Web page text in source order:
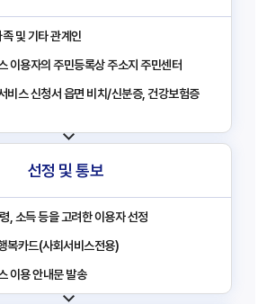
및 기타 관계인
이용자의 주민등록상 주소지 주민센터
비스 신청서 읍면 비치/신분증, 건강보험증
선정 및 통보
, 소득 등을 고려한 이용자 선정
복카드(사회서비스전용)
이용 안내문 발송